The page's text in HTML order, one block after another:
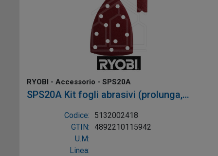
RYOBI - Accessorio - SPS20A
SPS20A Kit fogli abrasivi (prolunga,
delta) x10 compatibile con: EPS80RS
Codice:
5132002418
GTIN: 4892210115942
U.M:
Linea: